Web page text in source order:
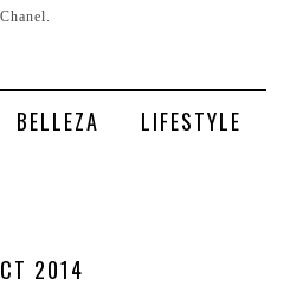
Chanel.
BELLEZA LIFESTYLE
2014